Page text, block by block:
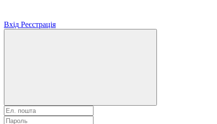
Вхід Реєстрація